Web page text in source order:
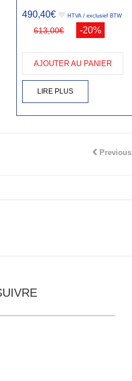
490,40€ 💙 HTVA / exclusief BTW
613,00€ -20%
AJOUTER AU PANIER
LIRE PLUS
Previous